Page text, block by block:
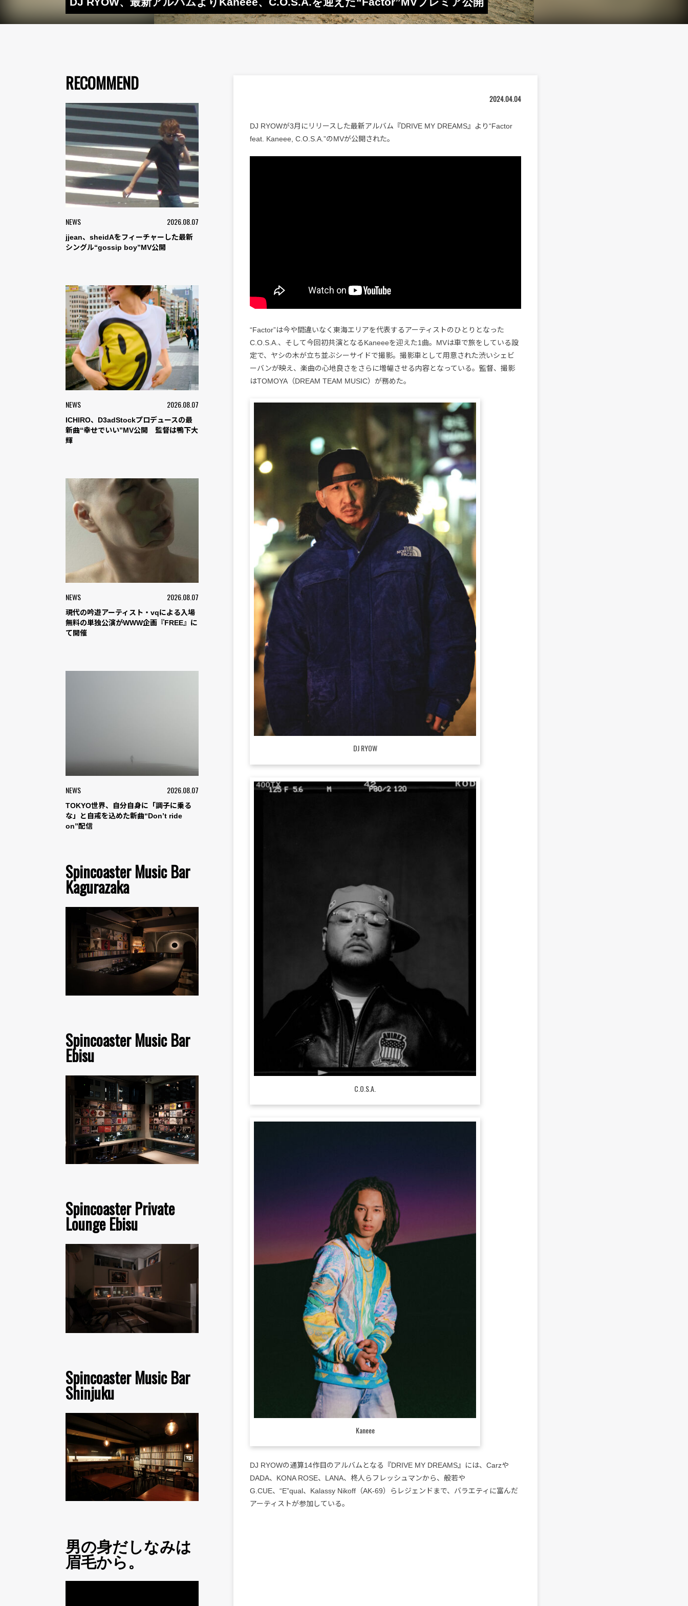
RECOMMEND
NEWS 2026.08.07
jjean、sheidAをフィーチャーした最新
シングル“gossip boy”MV公開
NEWS 2026.08.07
ICHIRO、D3adStockプロデュースの最
新曲“幸せでいい”MV公開 監督は鴨下大
輝
NEWS 2026.08.07
現代の吟遊アーティスト・vqによる入場
無料の単独公演がWWW企画『FREE』に
て開催
NEWS 2026.08.07
TOKYO世界、自分自身に「調子に乗る
な」と自戒を込めた新曲“Don’t ride
on”配信
Spincoaster Music Bar
Kagurazaka
Spincoaster Music Bar
Ebisu
Spincoaster Private
Lounge Ebisu
Spincoaster Music Bar
Shinjuku
男の身だしなみは
眉毛から。
2024.04.04
DJ RYOWが3月にリリースした最新アルバム『DRIVE MY DREAMS』より“Factor
feat. Kaneee, C.O.S.A.”のMVが公開された。
“Factor”は今や間違いなく東海エリアを代表するアーティストのひとりとなった
C.O.S.A.、そして今回初共演となるKaneeeを迎えた1曲。MVは車で旅をしている設
定で、ヤシの木が立ち並ぶシーサイドで撮影。撮影車として用意された渋いシェビ
ーバンが映え、楽曲の心地良さをさらに増幅させる内容となっている。監督、撮影
はTOMOYA（DREAM TEAM MUSIC）が務めた。
DJ RYOW
C.O.S.A.
Kaneee
DJ RYOWの通算14作目のアルバムとなる『DRIVE MY DREAMS』には、Carzや
DADA、KONA ROSE、LANA、柊人らフレッシュマンから、般若や
G.CUE、“E”qual、Kalassy Nikoff（AK-69）らレジェンドまで、バラエティに富んだ
アーティストが参加している。